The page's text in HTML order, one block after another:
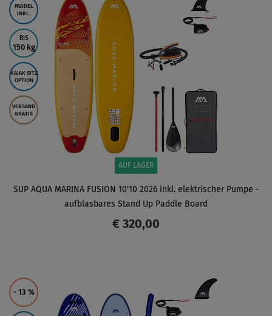
PADDEL
INKL.
BIS
150 kg
KAJAK SITZ
OPTION
VERSAND
GRATIS
AUF LAGER
SUP AQUA MARINA FUSION 10'10 2026 inkl. elektrischer Pumpe -
aufblasbares Stand Up Paddle Board
€ 320,00
- 13 %